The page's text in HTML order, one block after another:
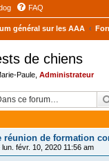
FAQ
général sur les AAA
de chiens
Paule Administrateur
réunion de formation
lun. févr. 10, 2020 11:56 am